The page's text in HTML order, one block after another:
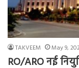
TAKVEEM May 9,
RO/ARO नई